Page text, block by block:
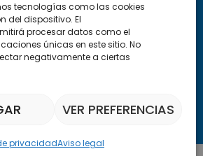
tecnologías como las cookies
del dispositivo. El
procesar datos como el
únicas en este sitio. No
negativamente a ciertas
VER PREFERENCIAS
privacidadAviso legal